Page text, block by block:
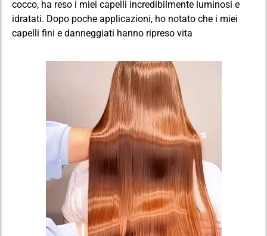
cocco, ha reso i miei capelli incredibilmente luminosi e
idratati. Dopo poche applicazioni, ho notato che i miei
capelli fini e danneggiati hanno ripreso vita